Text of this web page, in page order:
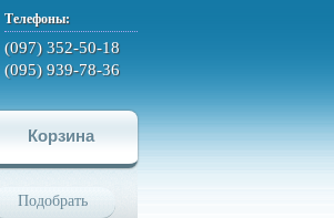
Телефоны:
(097) 352-50-18
(095) 939-78-36
Корзина
Подобрать